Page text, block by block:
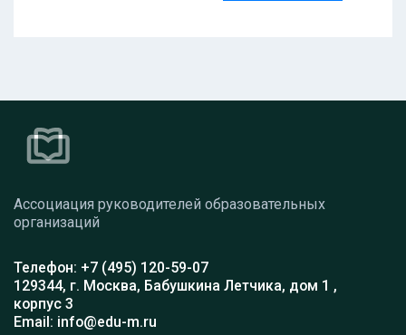
Ассоциация руководителей образовательных
организаций
Телефон: +7 (495) 120-59-07
129344, г. Москва, Бабушкина Летчика, дом 1 ,
корпус 3
Email: info@edu-m.ru